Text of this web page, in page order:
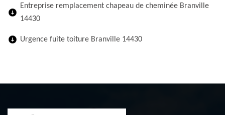
Entreprise remplacement chapeau de cheminée Branville
14430
Urgence fuite toiture Branville 14430